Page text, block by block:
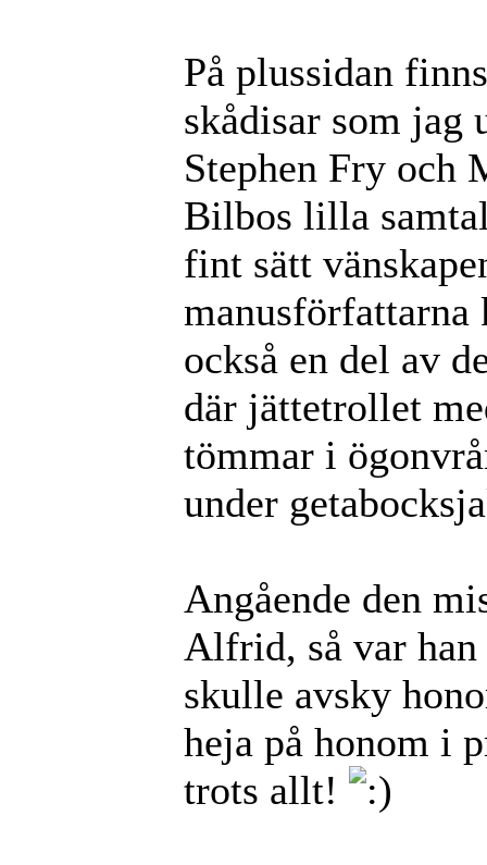
På plussidan
skådisar som
Stephen Fry och
Bilbos lilla
fint sätt
också en del av
där jättetrollet
tömmar i
under
Angående den
Alfrid, så var
skulle avsky
heja på honom i
trots allt!